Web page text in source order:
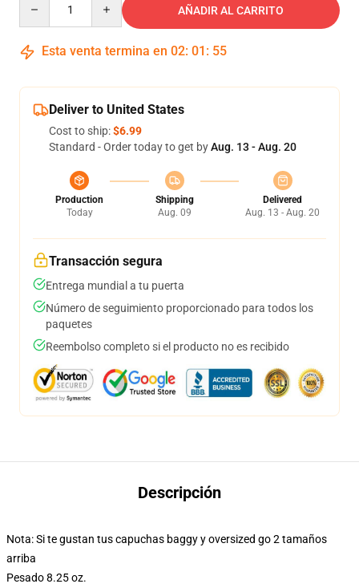
AÑADIR AL CARRITO
Esta venta termina en 02: 01 : 54
Deliver to United States
Cost to ship:$6.99
Standard - Order today to get byAug. 13 - Aug. 20
Production
Today
Shipping
Aug. 09
Delivered
Aug. 13 - Aug. 20
Transacción segura
Entrega mundial a tu puerta
Número de seguimiento proporcionado para todos los
paquetes
Reembolso completo si el producto no es recibido
Descripción
Nota: Si te gustan tus capuchas baggy y oversized go 2 tamaños
arriba
Pesado 8.25 oz.